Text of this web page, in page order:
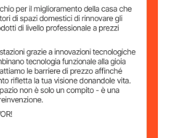
0-320 giri/min
≤55 dB
Φ3,94 pollici / Φ10 cm